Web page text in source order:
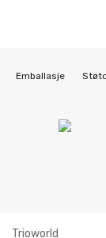
Emballasje
Trioworld